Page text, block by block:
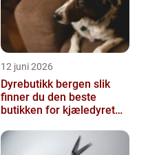
12 juni 2026
Dyrebutikk bergen slik
finner du den beste
butikken for kjæledyret